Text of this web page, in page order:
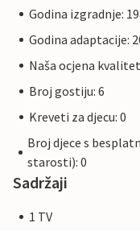
Godina izgradnje:
Godina adaptacije:
Naša ocjena
Broj gostiju: 6
Kreveti za djecu: 0
Broj djece s
starosti): 0
Sadržaji
1 TV